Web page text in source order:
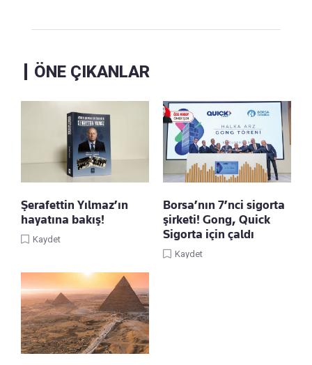
ÖNE ÇIKANLAR
Şerafettin Yılmaz’ın
hayatına bakış!
Kaydet
Borsa’nın 7’nci sigorta
şirketi! Gong, Quick
Sigorta için çaldı
Kaydet